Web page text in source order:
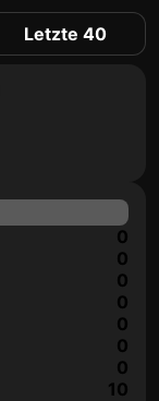
Letzte 40
0
0
0
0
0
0
0
10